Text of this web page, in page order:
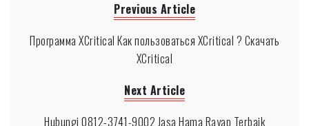
Previous Article
Программа XCritical Как пользоваться XCritical ? Скачать
XCritical
Next Article
Hubungi 0812-3741-9002 Jasa Hama Rayap Terbaik